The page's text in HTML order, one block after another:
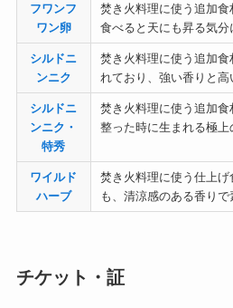
フワンフ
ワン卵
焚き火料理に使う追加食
食べると天にも昇る気分
シルドニ
ンニク
焚き火料理に使う追加
れており、強い香りと高
シルドニ
ンニク・
特秀
焚き火料理に使う追加
整った時に生まれる極上
ワイルド
ハーブ
焚き火料理に使う仕上
も、清涼感のある香りで
チケット・証